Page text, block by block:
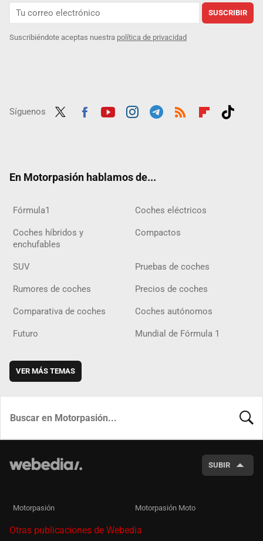
SUSCRIBIR
Suscribiéndote aceptas nuestra política de privacidad
Síguenos
En Motorpasión hablamos de...
Fórmula1 Coches eléctricos
Coches híbridos y
enchufables
Compactos
SUV Pruebas de coches
Rumores de coches Precios de coches
Comparativa de coches Coches autónomos
Futuro Mundial de Fórmula 1
VER MÁS TEMAS
SUBIR
Motorpasión Motorpasión Moto
Otras publicaciones de Webedia